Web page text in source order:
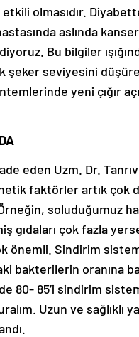
olmasıdır.
aslında
Bu bilgiler
şeker seviyesini
yeni çığır
eden Uzm. Dr.
faktörler artık çok
soluduğumuz
gıdaları çok fazla
önemli. Sindirim
bakterilerin oranına
80- 85’i sindirim
Uzun ve sağlıklı